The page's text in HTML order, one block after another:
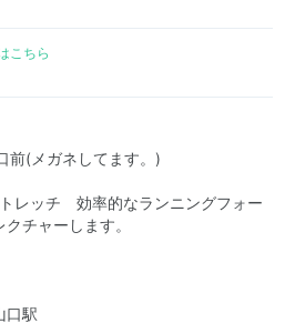
こちら
前(メガネしてます。)
レッチ 効率的なランニングフォー
チャーします。
駅